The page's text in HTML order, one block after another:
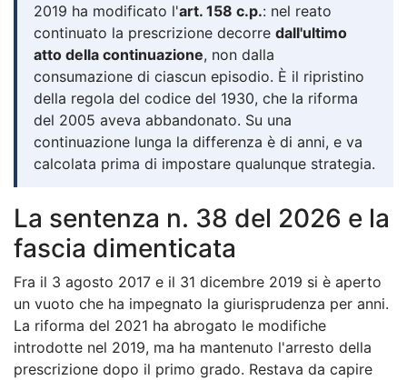
2019 ha modificato l'art. 158 c.p.: nel reato
continuato la prescrizione decorre dall'ultimo
atto della continuazione, non dalla
consumazione di ciascun episodio. È il ripristino
della regola del codice del 1930, che la riforma
del 2005 aveva abbandonato. Su una
continuazione lunga la differenza è di anni, e va
calcolata prima di impostare qualunque strategia.
La sentenza n. 38 del 2026 e la
fascia dimenticata
Fra il 3 agosto 2017 e il 31 dicembre 2019 si è aperto
un vuoto che ha impegnato la giurisprudenza per anni.
La riforma del 2021 ha abrogato le modifiche
introdotte nel 2019, ma ha mantenuto l'arresto della
prescrizione dopo il primo grado. Restava da capire